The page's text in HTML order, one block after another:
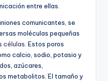
entre ellas.
comunicantes, se
moléculas pequeñas
células. Estos poros
calcio, sodio, potasio y
azúcares,
metabolitos. El tamaño y